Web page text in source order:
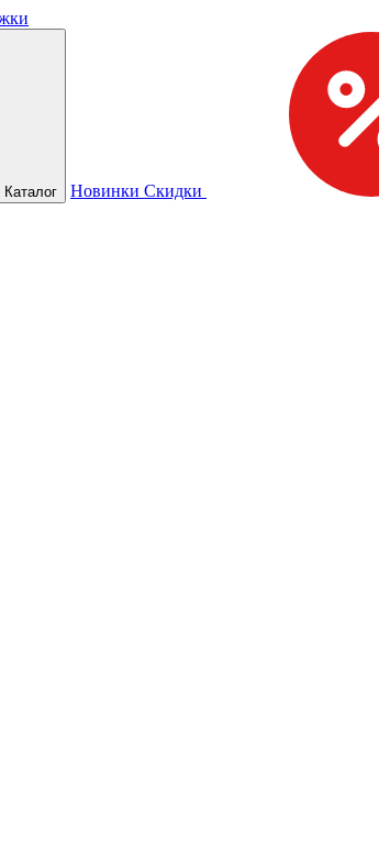
Каталог Новинки Скидки